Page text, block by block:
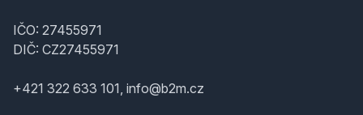
IČO: 27455971
DIČ: CZ27455971
+421 322 633 101, info@b2m.cz